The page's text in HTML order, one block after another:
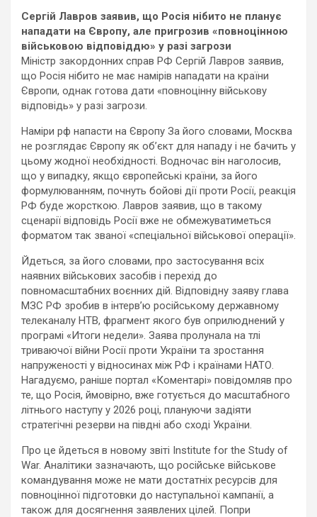
Сергій Лавров заявив, що Росія нібито не планує
нападати на Європу, але пригрозив «повноцінною
військовою відповіддю» у разі загрози
Міністр закордонних справ РФ Сергій Лавров заявив,
що Росія нібито не має намірів нападати на країни
Європи, однак готова дати «повноцінну військову
відповідь» у разі загрози.
Наміри рф напасти на Європу За його словами, Москва
не розглядає Європу як об’єкт для нападу і не бачить у
цьому жодної необхідності. Водночас він наголосив,
що у випадку, якщо європейські країни, за його
формулюванням, почнуть бойові дії проти Росії, реакція
РФ буде жорсткою. Лавров заявив, що в такому
сценарії відповідь Росії вже не обмежуватиметься
форматом так званої «спеціальної військової операції».
Йдеться, за його словами, про застосування всіх
наявних військових засобів і перехід до
повномасштабних воєнних дій. Відповідну заяву глава
МЗС РФ зробив в інтерв’ю російському державному
телеканалу НТВ, фрагмент якого був оприлюднений у
програмі «Итоги недели». Заява пролунала на тлі
триваючої війни Росії проти України та зростання
напруженості у відносинах між РФ і країнами НАТО.
Нагадуємо, раніше портал «Коментарі» повідомляв про
те, що Росія, ймовірно, вже готується до масштабного
літнього наступу у 2026 році, плануючи задіяти
стратегічні резерви на півдні або сході України.
Про це йдеться в новому звіті Institute for the Study of
War. Аналітики зазначають, що російське військове
командування може не мати достатніх ресурсів для
повноцінної підготовки до наступальної кампанії, а
також для досягнення заявлених цілей. Попри